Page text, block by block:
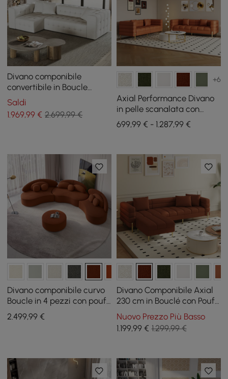
Divano componibile
convertibile in Boucle
trapuntato bianco da 112,2
pollici con 3 cuscini
Saldi
1.969,99 € 2.699,99 €
+6
Axial Performance Divano
in pelle scanalata con
gambe e cuscini dorati,
2010mm, set di 2
699,99 € - 1.287,99 €
Divano componibile curvo
Boucle in 4 pezzi con pouf
e cuscini
2.499,99 €
Divano Componibile Axial
230 cm in Bouclé con Pouf
e Gambe Dorate
Nuovo Prezzo Più Basso
1.199,99€ 1.299,99 €